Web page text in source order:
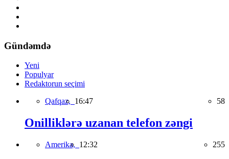
Gündəmdə
Yeni
Populyar
Redaktorun seçimi
Qafqaz, 16:47 58
Onilliklərə uzanan telefon zəngi
Amerika, 12:32 255